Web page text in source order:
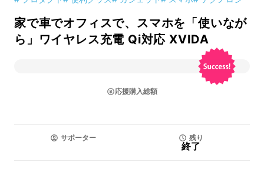
家で車でオフィスで、スマホを「使いなが
ら」ワイヤレス充電 Qi対応 XVIDA
応援購入総額
サポーター 残り
終了